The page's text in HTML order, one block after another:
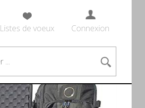
Listes de voeux Connexion